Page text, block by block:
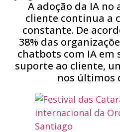
A adoção da IA
cliente continua a
constante. De
38% das
chatbots com IA em
suporte ao cliente,
nos últimos